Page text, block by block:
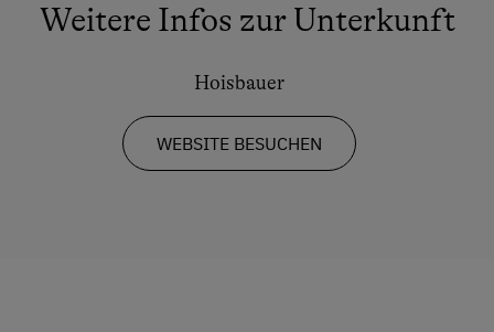
Weitere Infos zur Unterkunft
Hoisbauer
WEBSITE BESUCHEN